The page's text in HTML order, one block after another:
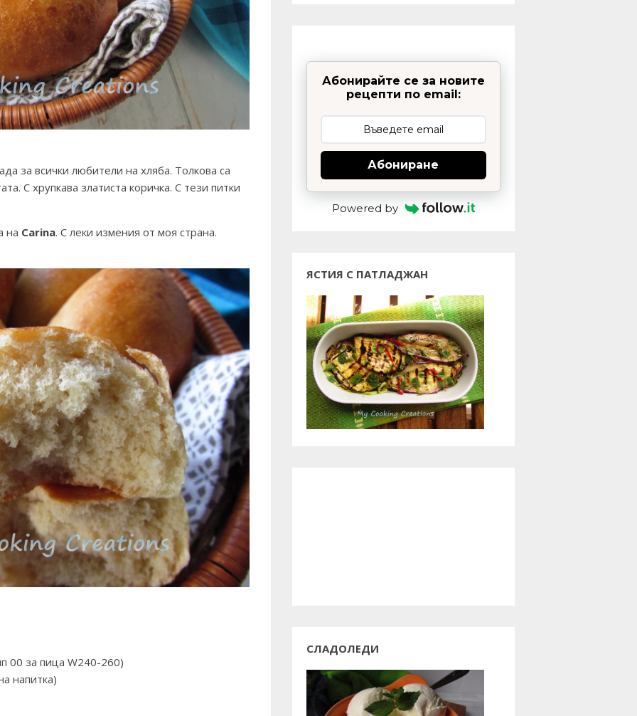
за всички любители на хляба. Толкова са
С хрупкава златиста коричка. С тези питки
на Carina. С леки измения от моя страна.
00 за пица W240-260)
напитка)
Абонирайте се за новите
рецепти по email:
Абониране
Powered by
ЯСТИЯ С ПАТЛАДЖАН
СЛАДОЛЕДИ